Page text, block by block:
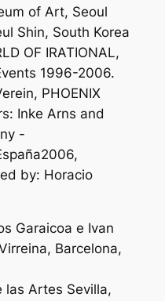
of Art, Seoul
Shin, South Korea
OF IRATIONAL,
1996-2006.
PHOENIX
Inke Arns and
-
by: Horacio
Garaicoa e Ivan
Barcelona,
las Artes Sevilla,